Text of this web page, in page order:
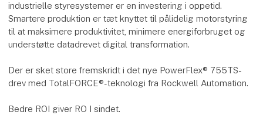
industrielle styresystemer er en investering i oppetid.
Smartere produktion er tæt knyttet til pålidelig motorstyring
til at maksimere produktivitet, minimere energiforbruget og
understøtte datadrevet digital transformation.
Der er sket store fremskridt i det nye PowerFlex® 755TS-
drev med TotalFORCE®-teknologi fra Rockwell Automation.
Bedre ROI giver RO I sindet.